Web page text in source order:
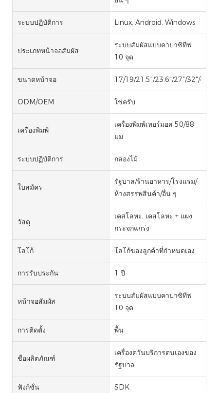
ระบบปฏิบัติการ Linux, Android, Windows
ประเภทหน้าจอสัมผัส
ระบบสัมผัสแบบคาปาซิทีฟ
10 จุด
ขนาดหน้าจอ 17/19/21.5"/23.6"/27"/32"/43"
ODM/OEM ใช่ครับ
เครื่องพิมพ์
เครื่องพิมพ์เทอร์มอล 50/88
มม
ระบบปฏิบัติการ กล่องไม้
ใบสมัคร
รัฐบาล/ร้านอาหาร/โรงแรม/
ห้างสรรพสินค้า/อื่น ๆ
วัสดุ
เคสโลหะ, เคสโลหะ + แผง
กระจกแกร่ง
โลโก้ โลโก้ของลูกค้าที่กำหนดเอง
การรับประกัน 1 ปี
หน้าจอสัมผัส
ระบบสัมผัสแบบคาปาซิทีฟ
10 จุด
การติดตั้ง พื้น
ชื่อผลิตภัณฑ์
เครื่องควันบริการตนเองของ
รัฐบาล
ฟังก์ชั่น SDK